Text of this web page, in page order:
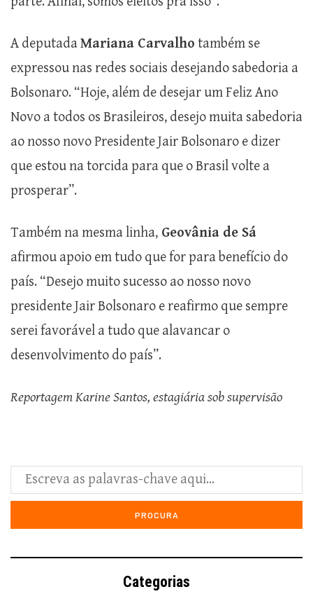
A deputadaMariana Carvalho também se
expressou nas redes sociais desejando sabedoria a
Bolsonaro. “Hoje, além de desejar um Feliz Ano
Novo a todos os Brasileiros, desejo muita sabedoria
ao nosso novo Presidente Jair Bolsonaro e dizer
que estou na torcida para que o Brasil volte a
prosperar”.
Também na mesma linha, Geovânia de Sá
afirmou apoio em tudo que for para benefício do
país. “Desejo muito sucesso ao nosso novo
presidente Jair Bolsonaro e reafirmo que sempre
serei favorável a tudo que alavancar o
desenvolvimento do país”.
Reportagem Karine Santos, estagiária sob supervisão
Categorias